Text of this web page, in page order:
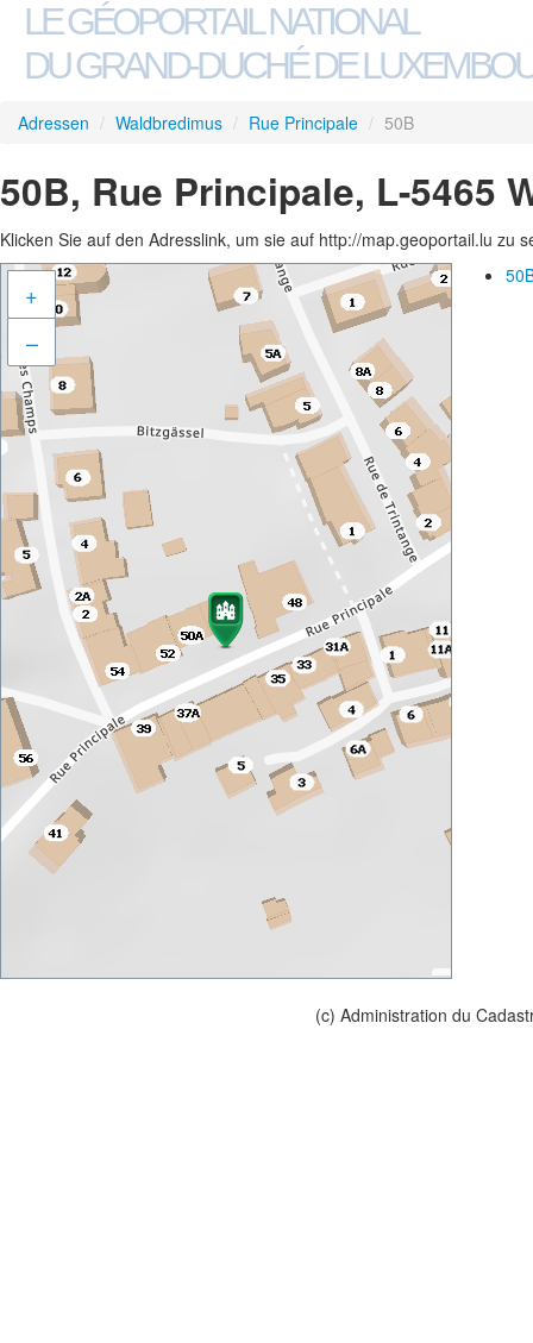
LE GÉOPORTAIL NATIONAL
DU GRAND-DUCHÉ DE
Adressen / Waldbredimus / Rue Principale / 50B
50B, Rue Principale, L-5465
Klicken Sie auf den Adresslink, um sie auf http://map.geoportail.lu zu
+
–
(c) Administration du